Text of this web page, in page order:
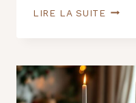
LIRE LA SUITE
LES
DE